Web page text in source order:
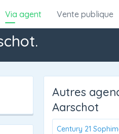
Via agent Vente publique
Autres
Aarschot
Century 21